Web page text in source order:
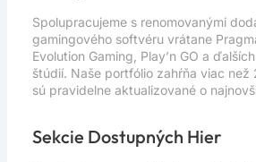
Spolupracujeme s renomovanými
gamingového softvéru vrátane
Evolution Gaming, Play’n GO a
štúdií. Naše portfólio zahŕňa viac
sú pravidelne aktualizované o
Sekcie Dostupných Hier